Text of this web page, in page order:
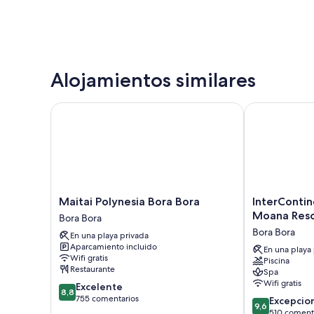
Alojamientos similares
Maitai
Polynesia
Bora
Bora
Bora
Bora
Maitai Polynesia Bora Bora
Bora Bora
En una playa privada
Aparcamiento incluido
Wifi gratis
Restaurante
8.8
sobre
8,8 Excelente
755 comentarios
Maitai Polynesia Bora Bora
Bora
Le
Moana
Resort
by
IHG
Bora
Moana
Bora Bora
En una
Piscina
Spa
Wifi gratis
9.6
9,6